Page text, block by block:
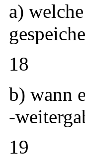
a)
18
b) wann
-
19